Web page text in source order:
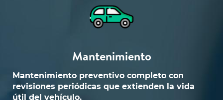
Mantenimiento
Mantenimiento preventivo completo con
revisiones periódicas que extienden la vida
útil del vehículo.